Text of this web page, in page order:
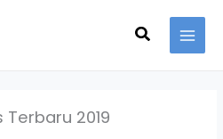
Search
2019